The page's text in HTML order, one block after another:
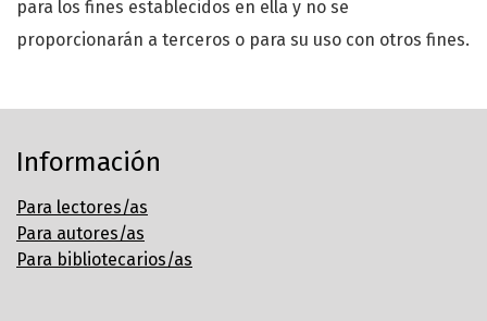
para los fines establecidos en ella y no se
proporcionarán a terceros o para su uso con otros fines.
Información
Para lectores/as
Para autores/as
Para bibliotecarios/as